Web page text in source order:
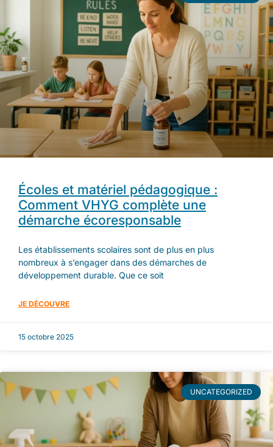
Écoles et matériel pédagogique :
Comment VHYG complète une
démarche écoresponsable
Les établissements scolaires sont de plus en plus
nombreux à s’engager dans des démarches de
développement durable. Que ce soit
JE DÉCOUVRE
15 octobre 2025
UNCATEGORIZED